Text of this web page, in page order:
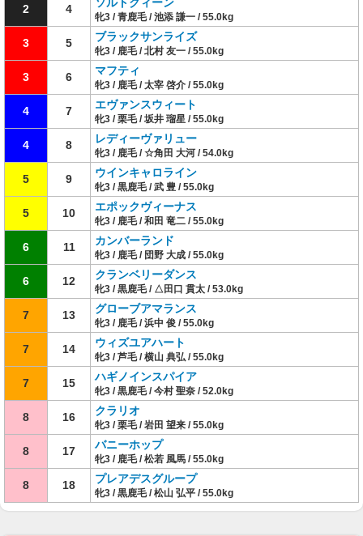
2 4
牝3 / 青鹿毛 / 池添 謙一 / 55.0kg
3 5 ブラックサンライズ
牝3 / 鹿毛 / 北村 友一 / 55.0kg
3 6 マフティ
牝3 / 鹿毛 / 太宰 啓介 / 55.0kg
4 7 エヴァンスウィート
牝3 / 栗毛 / 坂井 瑠星 / 55.0kg
4 8 レディーヴァリュー
牝3 / 鹿毛 / ☆角田 大河 / 54.0kg
5 9 ウインキャロライン
牝3 / 黒鹿毛 / 武 豊 / 55.0kg
5 10 エポックヴィーナス
牝3 / 鹿毛 / 和田 竜二 / 55.0kg
6 11 カンバーランド
牝3 / 鹿毛 / 団野 大成 / 55.0kg
6 12 クランベリーダンス
牝3 / 黒鹿毛 / △田口 貫太 / 53.0kg
7 13 グローブアマランス
牝3 / 鹿毛 / 浜中 俊 / 55.0kg
7 14 ウィズユアハート
牝3 / 芦毛 / 横山 典弘 / 55.0kg
7 15 ハギノインスパイア
牝3 / 黒鹿毛 / 今村 聖奈 / 52.0kg
8 16 クラリオ
牝3 / 栗毛 / 岩田 望来 / 55.0kg
8 17 バニーホップ
牝3 / 鹿毛 / 松若 風馬 / 55.0kg
8 18 プレアデスグループ
牝3 / 黒鹿毛 / 松山 弘平 / 55.0kg